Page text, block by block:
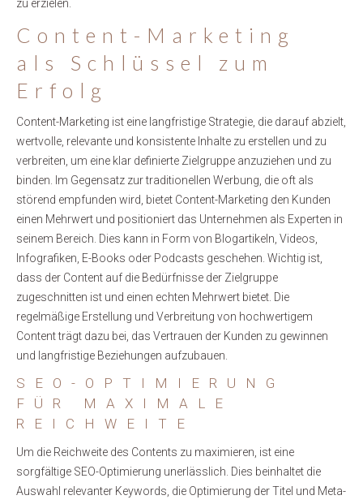
zu erzielen.
Content-Marketing
als Schlüssel zum
Erfolg
Content-Marketing ist eine langfristige Strategie, die darauf abzielt,
wertvolle, relevante und konsistente Inhalte zu erstellen und zu
verbreiten, um eine klar definierte Zielgruppe anzuziehen und zu
binden. Im Gegensatz zur traditionellen Werbung, die oft als
störend empfunden wird, bietet Content-Marketing den Kunden
einen Mehrwert und positioniert das Unternehmen als Experten in
seinem Bereich. Dies kann in Form von Blogartikeln, Videos,
Infografiken, E-Books oder Podcasts geschehen. Wichtig ist,
dass der Content auf die Bedürfnisse der Zielgruppe
zugeschnitten ist und einen echten Mehrwert bietet. Die
regelmäßige Erstellung und Verbreitung von hochwertigem
Content trägt dazu bei, das Vertrauen der Kunden zu gewinnen
und langfristige Beziehungen aufzubauen.
SEO-OPTIMIERUNG
FÜR MAXIMALE
REICHWEITE
Um die Reichweite des Contents zu maximieren, ist eine
sorgfältige SEO-Optimierung unerlässlich. Dies beinhaltet die
Auswahl relevanter Keywords, die Optimierung der Titel und Meta-